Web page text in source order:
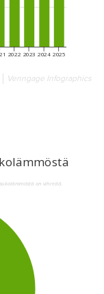
Venngage Infographics